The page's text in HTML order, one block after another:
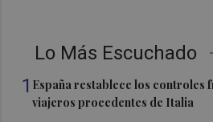
Lo Más Escuchado
1 España restablece los controles
viajeros procedentes de Italia